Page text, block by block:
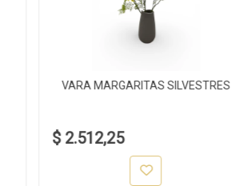
VARA MARGARITAS SILVESTRES
$ 2.512,25